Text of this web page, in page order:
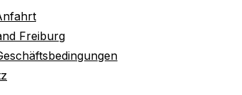
Freiburg